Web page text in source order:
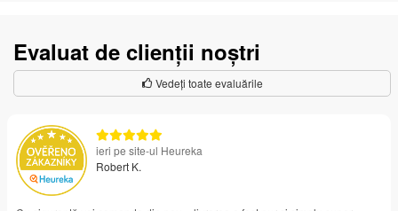
Evaluat de clienții noștri
Vedeți toate evaluările
ieri pe site-ul Heureka
Robert K.